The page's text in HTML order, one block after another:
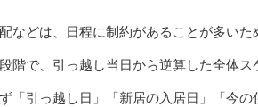
などは、日程に制約があることが多い
階で、引っ越し当日から逆算した全体ス
「引っ越し日」「新居の入居日」「今